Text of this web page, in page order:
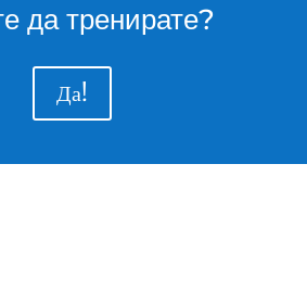
да тренирате?
Да!